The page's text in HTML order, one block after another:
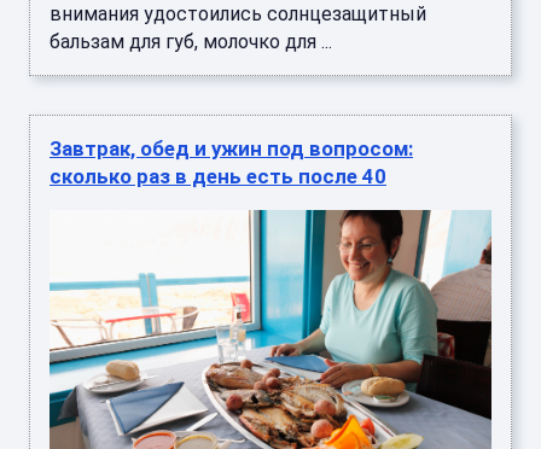
внимания удостоились солнцезащитный
бальзам для губ, молочко для ...
Завтрак, обед и ужин под вопросом:
сколько раз в день есть после 40